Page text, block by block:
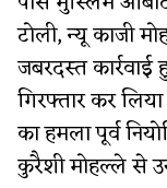
टोली, न्यू काजी
जबरदस्त
गिरफ्तार कर
का हमला पूर्व
कुरैशी मोहल्ले से